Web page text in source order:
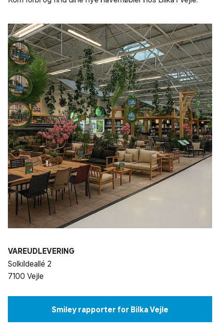
VAREUDLEVERING
Solkildeallé 2
7100 Vejle
Smiley rapporter for Bilka Vejle